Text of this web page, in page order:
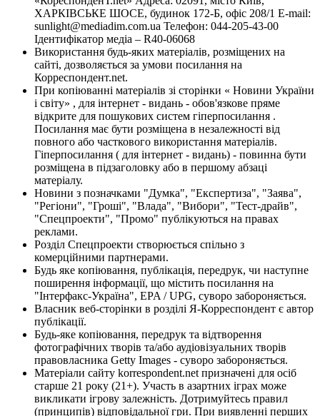
ХАРКІВСЬКЕ ШОСЕ, будинок 172-Б, офіс 208/1 E-mail:
sunlight@mediadim.com.ua Телефон: 044-205-43-00
Ідентифікатор медіа – R40-06068
Використання будь-яких матеріалів, розміщених на
сайті, дозволяється за умови посилання на
Корреспондент.net.
При копіюванні матеріалів зі сторінки « Новини України
і світу» , для інтернет - видань - обов'язкове пряме
відкрите для пошукових систем гіперпосилання .
Посилання має бути розміщена в незалежності від
повного або часткового використання матеріалів.
Гіперпосилання ( для інтернет - видань) - повинна бути
розміщена в підзаголовку або в першому абзаці
матеріалу.
Новини з позначками "Думка", "Експертиза", "Заява",
"Регіони", "Гроші", "Влада", "Вибори", "Тест-драйв",
"Спецпроекти", "Промо" публікуються на правах
реклами.
Розділ Спецпроекти створюється спільно з
комерційними партнерами.
Будь яке копіювання, публікація, передрук, чи наступне
поширення інформації, що містить посилання на
"Інтерфакс-Україна", EPA / UPG, суворо забороняється.
Власник веб-сторінки в розділі Я-Корреспондент є автор
публікації.
Будь-яке копіювання, передрук та відтворення
фотографічних творів та/або аудіовізуальних творів
правовласника Getty Images - суворо забороняється.
Матеріали сайту korrespondent.net призначені для осіб
старше 21 року (21+). Участь в азартних іграх може
викликати ігрову залежність. Дотримуйтесь правил
(принципів) відповідальної гри. При виявленні перших